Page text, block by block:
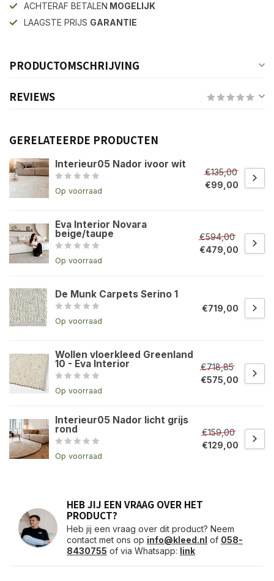
ACHTERAF BETALEN MOGELIJK
LAAGSTE PRIJS GARANTIE
PRODUCTOMSCHRIJVING
REVIEWS
GERELATEERDE PRODUCTEN
Interieur05 Nador ivoor wit
Op voorraad
€135,00
€99,00
Eva Interior Novara
beige/taupe
Op voorraad
€594,00
€479,00
De Munk Carpets Serino 1
Op voorraad
€719,00
Wollen vloerkleed Greenland
10 - Eva Interior
Op voorraad
€718,85
€575,00
Interieur05 Nador licht grijs
rond
Op voorraad
€159,00
€129,00
HEB JIJ EEN VRAAG OVER HET
PRODUCT?
Heb jij een vraag over dit product? Neem
contact met ons op info@kleed.nl of 058-
8430755 of via Whatsapp: link